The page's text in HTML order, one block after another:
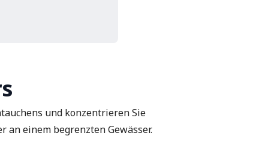
und konzentrieren Sie
an einem begrenzten Gewässer.